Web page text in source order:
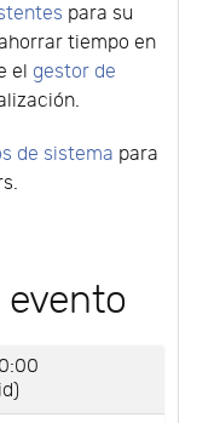
para su
tiempo en
el gestor de
de sistema para